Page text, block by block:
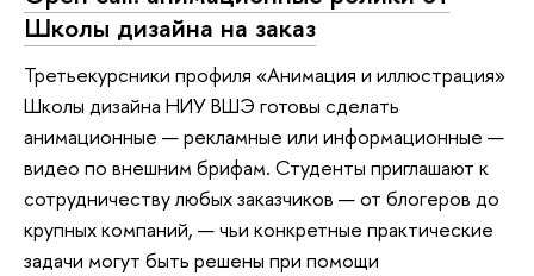
Школы дизайна на заказ
Третьекурсники профиля «Анимация и иллюстрация»
Школы дизайна НИУ ВШЭ готовы сделать
анимационные — рекламные или информационные —
видео по внешним брифам. Студенты приглашают к
сотрудничеству любых заказчиков — от блогеров до
крупных компаний, — чьи конкретные практические
задачи могут быть решены при помощи